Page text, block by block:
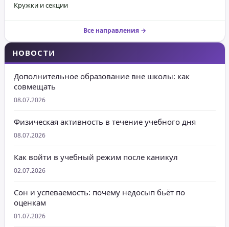
Кружки и секции
Все направления →
НОВОСТИ
Дополнительное образование вне школы: как
совмещать
08.07.2026
Физическая активность в течение учебного дня
08.07.2026
Как войти в учебный режим после каникул
02.07.2026
Сон и успеваемость: почему недосып бьёт по
оценкам
01.07.2026